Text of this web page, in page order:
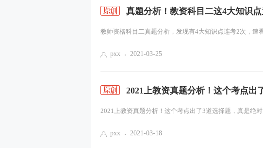
真题分析！教资科目二这4大知识
教师资格科目二真题分析，发现有4大知识点连考2次，速
pxx 2021-03-25
2021上教资真题分析！这个考点出
2021上教资真题分析！这个考点出了3道选择题，真是绝
pxx 2021-03-18